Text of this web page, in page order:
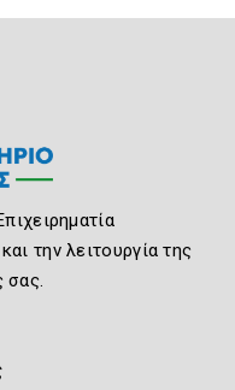
την λειτουργία της
σας.